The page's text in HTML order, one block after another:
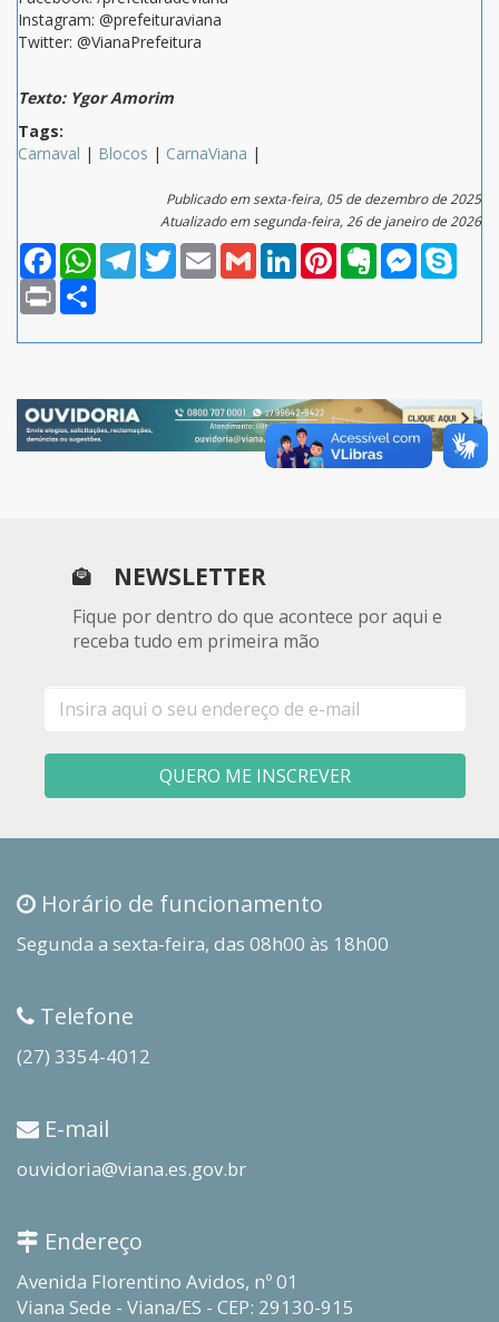
Instagram: @prefeituraviana
Twitter: @VianaPrefeitura
Texto: Ygor Amorim
Tags:
Carnaval | Blocos | CarnaViana |
Publicado em sexta-feira, 05 de dezembro de 2025
Atualizado em segunda-feira, 26 de janeiro de 2026
FacebookWhatsAppTelegramTwitterEmail Gmail LinkedInPinterestEvernoteMessenger
Print
NEWSLETTER
Fique por dentro do que acontece por aqui e
receba tudo em primeira mão
mail
QUERO ME INSCREVER
Horário de funcionamento
Segunda a sexta-feira, das 08h00 às 18h00
Telefone
(27) 3354-4012
E-mail
ouvidoria@viana.es.gov.br
Endereço
Avenida Florentino Avidos, nº 01
Viana Sede - Viana/ES - CEP: 29130-915